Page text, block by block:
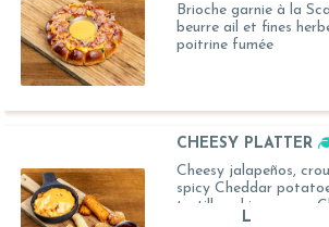
Brioche garnie à la
beurre ail et fines
poitrine fumée
CHEESY PLATTER
Cheesy jalapeños,
spicy Cheddar
tortillas chips, sauce
L